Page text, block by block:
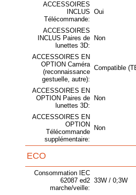
ACCESSOIRES
INCLUS
Télécommande:
Oui
ACCESSOIRES
INCLUS Paires de
lunettes 3D:
Non
ACCESSOIRES EN
OPTION Caméra
(reconnaissance
gestuelle, autre):
Compatible
ACCESSOIRES EN
OPTION Paires de
lunettes 3D:
Non
ACCESSOIRES EN
OPTION
Télécommande
supplémentaire:
Non
ECO
Consommation IEC
62087 ed2
marche/veille:
33W / 0;3W